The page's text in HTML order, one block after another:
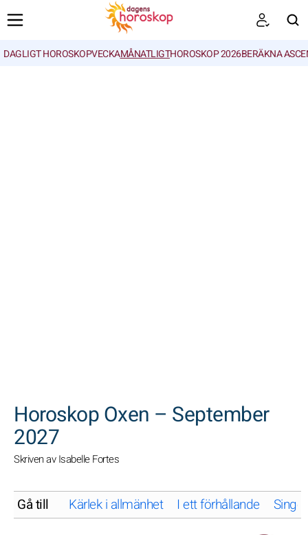
DAGLIGT HOROSKOPVECKAMÅNATLIGTHOROSKOP 2026BERÄKNA
Horoskop Oxen – September
2027
Skriven av Isabelle Fortes
Gå till Kärlek i allmänhet I ett förhållande Singel